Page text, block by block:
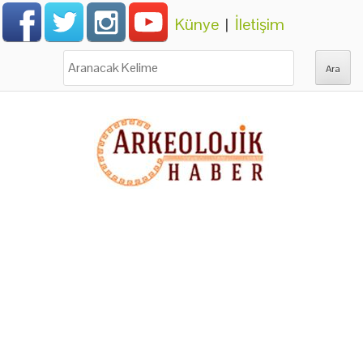
Künye | İletişim